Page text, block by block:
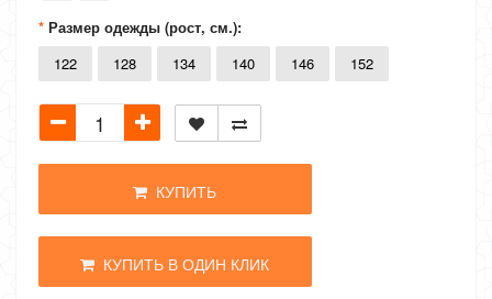
Размер одежды (рост, см.):
122
128 134 140 146 152
КУПИТЬ
КУПИТЬ В ОДИН КЛИК